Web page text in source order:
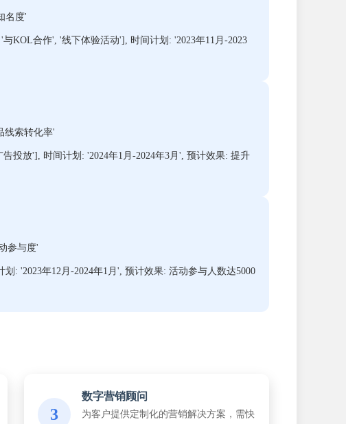
名度'
KOL合作', '线下体验活动'], 时间计划: '2023年11月-2023
线索转化率'
投放'], 时间计划: '2024年1月-2024年3月', 预计效果: 提升
参与度'
: '2023年12月-2024年1月', 预计效果: 活动参与人数达5000
3
数字营销顾问
为客户提供定制化的营销解决方案，需快